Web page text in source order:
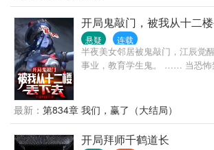
开局鬼敲门，被我从十二
悬疑 连载
半夜美女邻居被鬼敲门，江辰觉
事业，教育学生鬼。 …… 当恐怖
最新： 第834章 我们，赢了（大结局）
开局拜师千鹤道长